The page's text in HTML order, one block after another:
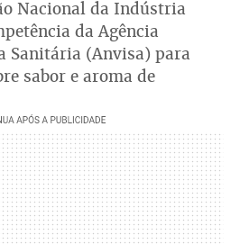
Nacional da Indústria
da Agência
Sanitária (Anvisa) para
sabor e aroma de